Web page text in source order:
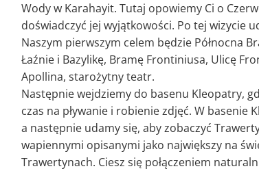
Wody w Karahayit. Tutaj opowiemy Ci o
doświadczyć jej wyjątkowości. Po tej wizycie
Naszym pierwszym celem będzie Północna
Łaźnie i Bazylikę, Bramę Frontiniusa, Ulicę
Apollina, starożytny teatr.
Następnie wejdziemy do basenu Kleopatry,
czas na pływanie i robienie zdjęć. W basenie
a następnie udamy się, aby zobaczyć
wapiennymi opisanymi jako największy na
Trawertynach. Ciesz się połączeniem